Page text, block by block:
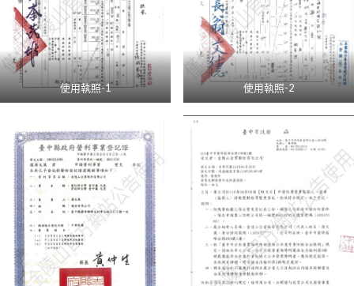
使用執照-1 使用執照-2